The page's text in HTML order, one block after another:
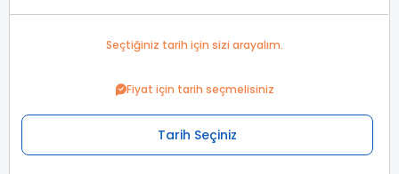
Seçtiğiniz tarih için sizi arayalım.
Fiyat için tarih seçmelisiniz
Tarih Seçiniz